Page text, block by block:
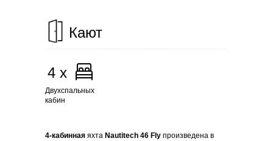
Кают
4-кабинная яхта Nautitech 46 Fly произведена в
4 х
Двухспальных
кабин